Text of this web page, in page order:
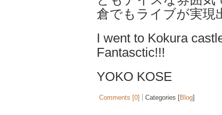
倉でもライブが実現
I went to Kokura
Fantasctic!!!
YOKO KOSE
Comments [0] Categories [Blog]